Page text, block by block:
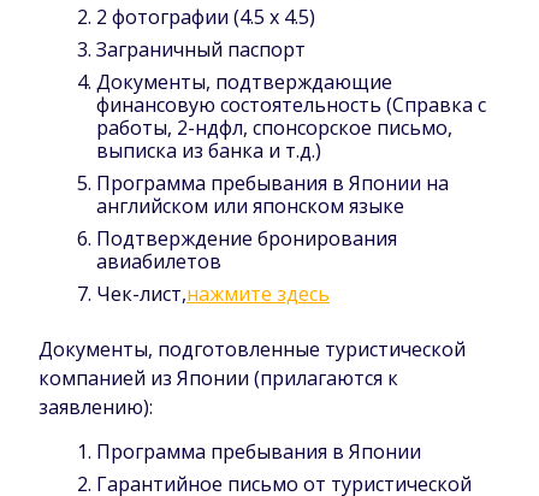
2 фотографии (4.5 x 4.5)
Заграничный паспорт
Документы, подтверждающие
финансовую состоятельность (Cправка с
работы, 2-ндфл, cпонсорское письмо,
выписка из банка и т.д.)
Программа пребывания в Японии на
английском или японском языке
Подтверждение бронирования
авиабилетов
Чек-лист,нажмите здесь
Документы, подготовленные туристической
компанией из Японии (прилагаются к
заявлению):
Программа пребывания в Японии
Гарантийное письмо от туристической